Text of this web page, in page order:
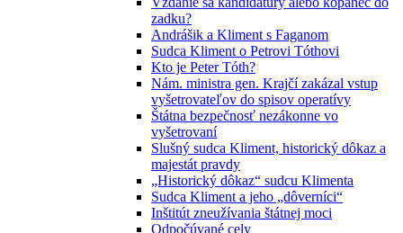
zadku?
Andrášik a Kliment s Faganom
Sudca Kliment o Petrovi Tóthovi
Kto je Peter Tóth?
Nám. ministra gen. Krajčí zakázal vstup
vyšetrovateľov do spisov operatívy
Štátna bezpečnosť nezákonne vo
vyšetrovaní
Slušný sudca Kliment, historický dôkaz a
majestát pravdy
„Historický dôkaz“ sudcu Klimenta
Sudca Kliment a jeho „dôverníci“
Inštitút zneužívania štátnej moci
Odpočúvané cely